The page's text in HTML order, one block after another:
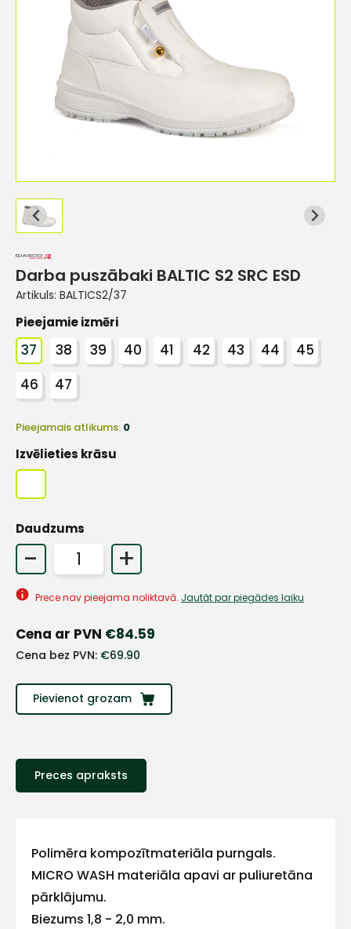
Darba puszābaki BALTIC S2 SRC ESD
Artikuls: BALTICS2/37
Pieejamie izmēri
37 38 39 40 41 42 43 44
45
46
47
Pieejamais atlikums: 0
Izvēlieties krāsu
Daudzums
- +
Prece nav pieejama noliktavā. Jautāt par piegādes laiku
Cena ar PVN €84.59
Cena bez PVN: €69.90
Pievienot grozam
Preces apraksts
Polimēra kompozītmateriāla purngals.
MICRO WASH materiāla apavi ar puliuretāna
pārklājumu.
Biezums 1,8 - 2,0 mm.
Sazinies
+